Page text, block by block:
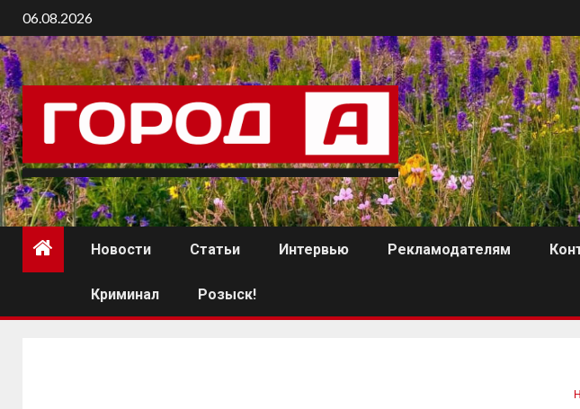
06.08.2026
Новости Статьи Интервью Рекламодателям
Криминал Розыск!